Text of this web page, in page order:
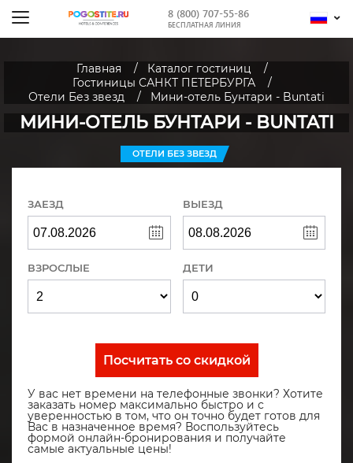
8 (800) 707-55-86
БЕСПЛАТНАЯ ЛИНИЯ
Главная
Каталог гостиниц
Гостиницы САНКТ ПЕТЕРБУРГА
Отели Без звезд
Мини-отель Бунтари - Buntati
МИНИ-ОТЕЛЬ БУНТАРИ - BUNTATI
ОТЕЛИ БЕЗ ЗВЕЗД
ЗАЕЗД ВЫЕЗД
ВЗРОСЛЫЕ ДЕТИ
Посчитать со скидкой
У вас нет времени на телефонные звонки? Хотите
заказать номер максимально быстро и с
уверенностью в том, что он точно будет готов для
Вас в назначенное время? Воспользуйтесь
формой онлайн-бронирования и получайте
самые актуальные цены!